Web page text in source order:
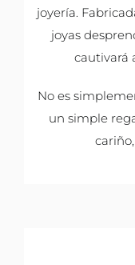
joyería.
joyas
cautivará
No es
un simple